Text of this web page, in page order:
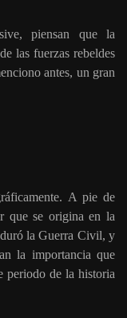
piensan que la
las fuerzas rebeldes
antes, un gran
A pie de
que se origina en la
la Guerra Civil, y
la importancia que
periodo de la historia